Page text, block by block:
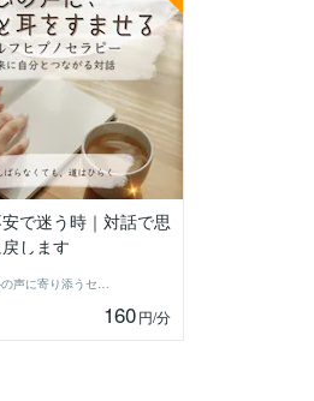
で迷う時｜対話で思
します
160円/分